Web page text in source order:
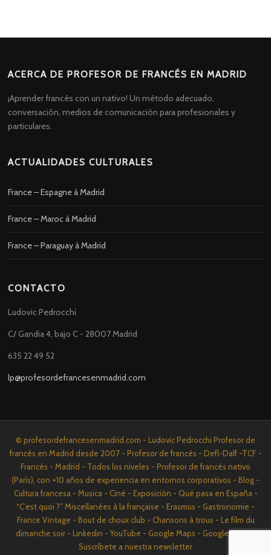
ACERCA DE PROFESOR DE FRANCÉS EN MADRID
¡Aprender francés con un nativo! Un método adecuado,
conversación, medios de comunicación para profesionales y
particulares.
ACTUALIDADES CULTURALES
France – Espagne à Madrid
France – Maroc à Madrid
France – Paraguay à Madrid
CONTACTO
Ludovic Pedrocchi
C/ Gandia 4, bajo C - 28007 Madrid
635 22 49 52
lp@profesordefrancesenmadrid.com
© profesordefrancesenmadrid.com - Ludovic Pedrocchi Profesor de
francés en Madrid desde 2007 - Profesor de francés - Defl-Dalf -TCF -
Francés - Madrid - Todos los niveles - Profesor de francés nativo
(París), con +10 años de experiencia en entornos corporativos - Blog -
Cultura francesa - Musica - Ciné - Exposición - Qué pasa en España -
“C’est quoi ?” Miscellanées à la française - Erasmus - Gastronomie -
France Vintage - Bout de choux club - Chansons à trous - Le film du
dimanche soir - Linkedin - YouTube - Google Maps - Google News -
Suscríbete a nuestra newsletter